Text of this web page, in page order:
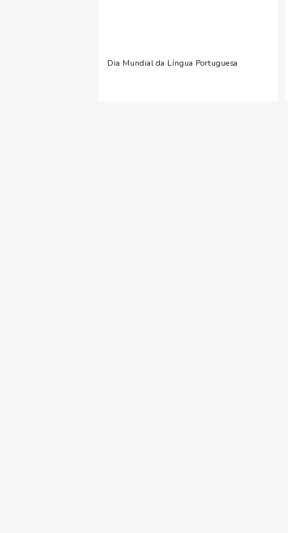
Dia Mundial da Língua Portuguesa